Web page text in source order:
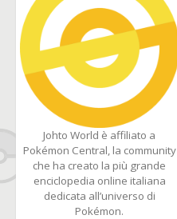
Johto World è affiliato a
Pokémon Central, la community
che ha creato la più grande
enciclopedia online italiana
dedicata all’universo di
Pokémon.